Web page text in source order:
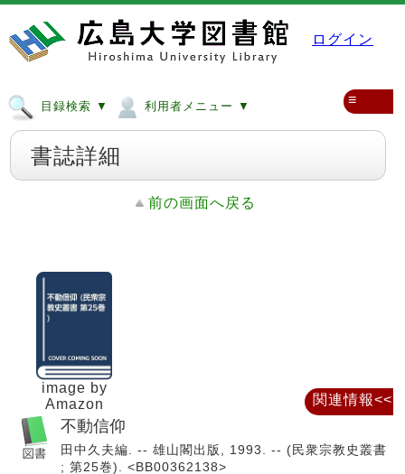
ログイン
目録検索 ▼ 利用者メニュー ▼ ≡
書誌詳細
前の画面へ戻る
image by
Amazon
不動信仰
田中久夫編. -- 雄山閣出版, 1993. -- (民衆宗教史叢書
; 第25巻). <BB00362138>
関連情報<<